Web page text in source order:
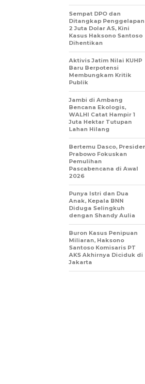
Sempat DPO dan
Ditangkap Penggelapan
2 Juta Dolar AS, Kini
Kasus Haksono Santoso
Dihentikan
Aktivis Jatim Nilai KUHP
Baru Berpotensi
Membungkam Kritik
Publik
Jambi di Ambang
Bencana Ekologis,
WALHI Catat Hampir 1
Juta Hektar Tutupan
Lahan Hilang
Bertemu Dasco,
Prabowo Fokuskan
Pemulihan
Pascabencana di Awal
2026
Punya Istri dan Dua
Anak, Kepala BNN
Diduga Selingkuh
dengan Shandy Aulia
Buron Kasus Penipuan
Miliaran, Haksono
Santoso Komisaris PT
AKS Akhirnya Diciduk di
Jakarta